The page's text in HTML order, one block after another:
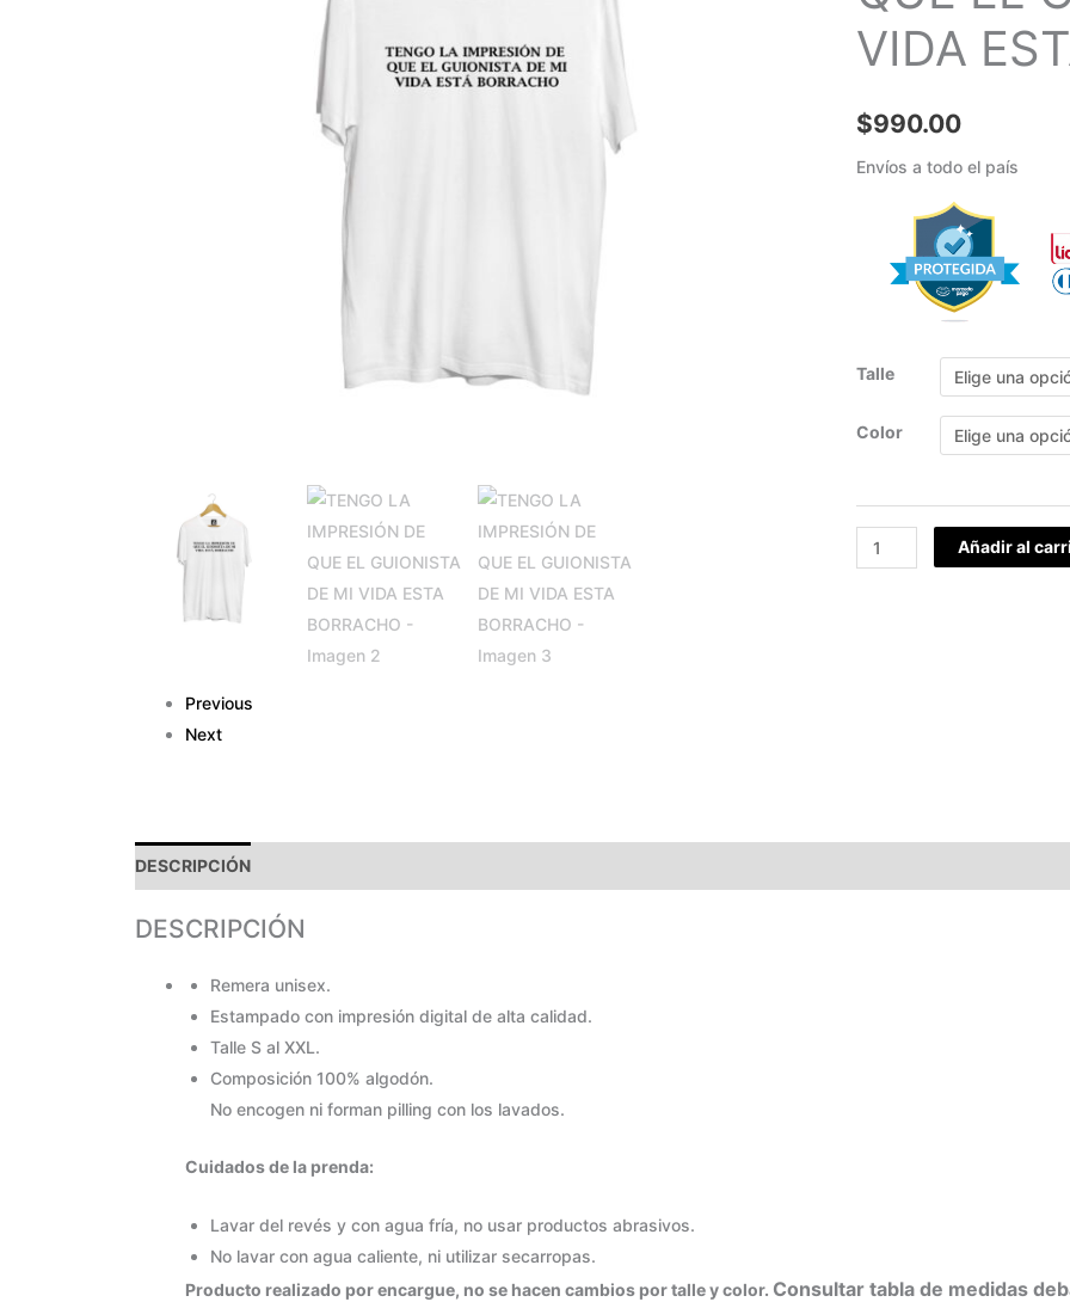
Previous
Next
VIDA
$990.00
Envíos a todo el país
Talle
Color
DE
MI
ESTA
BORRACHO
Añadir al
DESCRIPCIÓN
DESCRIPCIÓN
Remera unisex.
Estampado con impresión digital de alta calidad.
Talle S al XXL.
Composición 100% algodón.
No encogen ni forman pilling con los lavados.
Cuidados de la prenda:
Lavar del revés y con agua fría, no usar productos abrasivos.
No lavar con agua caliente, ni utilizar secarropas.
Producto realizado por encargue, no se hacen cambios por talle y color. Consultar tabla de medidas